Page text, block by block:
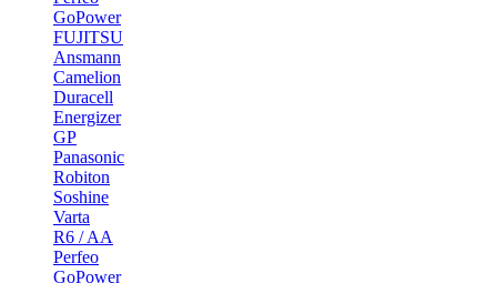
GoPower
FUJITSU
Ansmann
Camelion
Duracell
Energizer
GP
Panasonic
Robiton
Soshine
Varta
R6 / AA
Perfeo
GoPower